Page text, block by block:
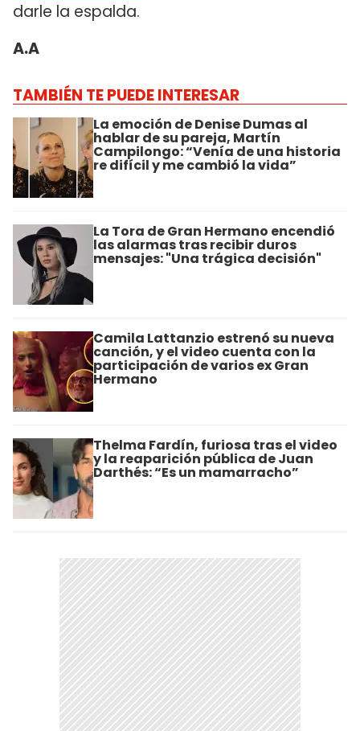
darle la espalda.
A.A
TAMBIÉN TE PUEDE INTERESAR
La emoción de Denise Dumas al
hablar de su pareja, Martín
Campilongo: “Venía de una historia
re difícil y me cambió la vida”
La Tora de Gran Hermano encendió
las alarmas tras recibir duros
mensajes: "Una trágica decisión"
Camila Lattanzio estrenó su nueva
canción, y el video cuenta con la
participación de varios ex Gran
Hermano
Thelma Fardín, furiosa tras el video
y la reaparición pública de Juan
Darthés: “Es un mamarracho”